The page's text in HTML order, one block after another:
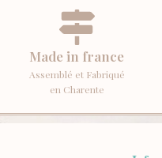
Made in france
Assemblé et Fabriqué
en Charente